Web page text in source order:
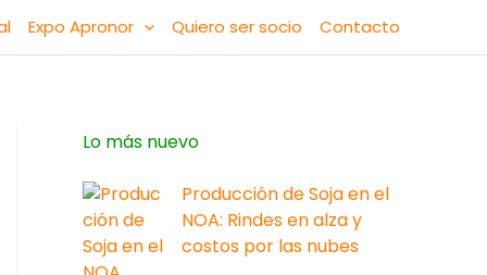
Expo Apronor Quiero ser socio Contacto
Lo más nuevo
Producción de Soja en el
NOA: Rindes en alza y
costos por las nubes